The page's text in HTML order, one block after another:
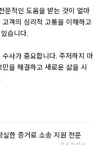
문적인 도움을 받는 것이 얼마
객의 심리적 고통을 이해하고
습니다.
사가 중요합니다. 주저하지 마
을 해결하고 새로운 삶을 시
한 증거로 소송 지원 전문